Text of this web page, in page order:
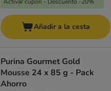
Añadir a la cesta
Purina Gourmet Gold
Mousse 24 x 85 g - Pack
Ahorro